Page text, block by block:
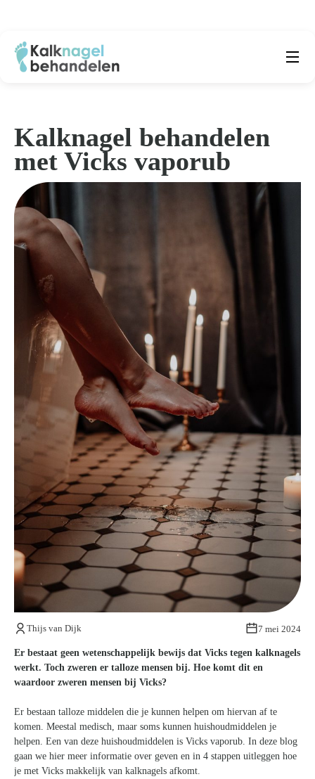
Middelen kalknagels
Reviews
Kennisbank
Over ons
Kom van je kalknagels af
Kalknagel behandelen
met Vicks vaporub
Thijs van Dijk 7 mei 2024
Er bestaat geen wetenschappelijk bewijs dat Vicks tegen kalknagels
werkt. Toch zweren er talloze mensen bij. Hoe komt dit en
waardoor zweren mensen bij Vicks?
Er bestaan talloze middelen die je kunnen helpen om hiervan af te
komen. Meestal medisch, maar soms kunnen huishoudmiddelen je
helpen. Een van deze huishoudmiddelen is Vicks vaporub. In deze blog
gaan we hier meer informatie over geven en in 4 stappen uitleggen hoe
je met Vicks makkelijk van kalknagels afkomt.